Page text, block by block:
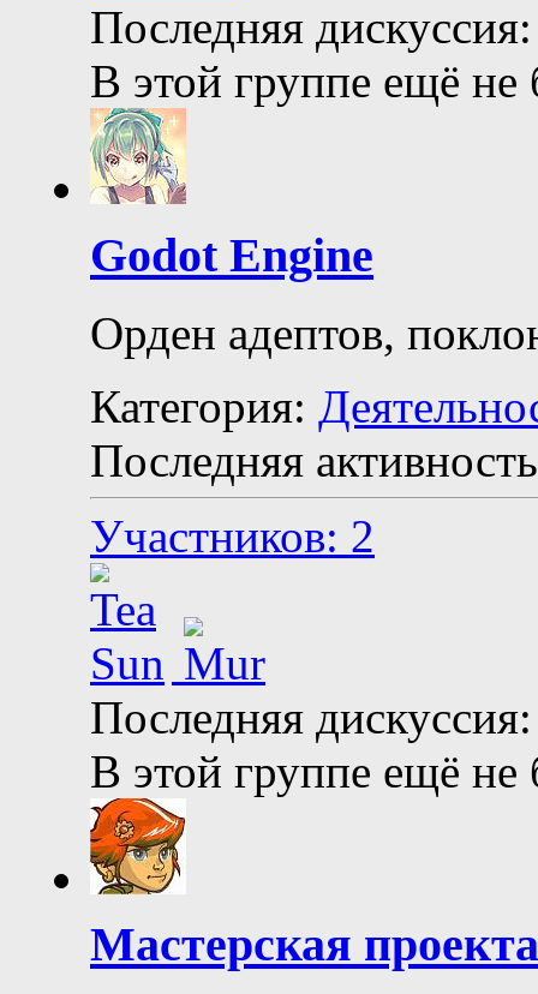
Последняя дискуссия:
В этой группе ещё не
Godot Engine
Орден адептов,
Категория:
Последняя
Участников: 2
Последняя дискуссия:
В этой группе ещё не
Мастерская